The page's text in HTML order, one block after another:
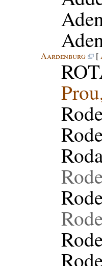
Aardenburg [